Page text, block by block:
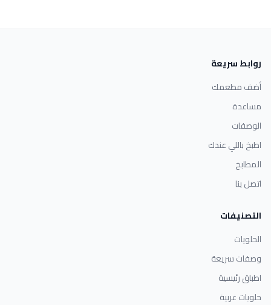
روابط سريعة
أضف مطعمك
مساعدة
الوصفات
اطبخ باللي عندك
المطابخ
اتصل بنا
التصنيفات
الحلويات
وصفات سريعة
اطباق رئيسية
حلويات غربية